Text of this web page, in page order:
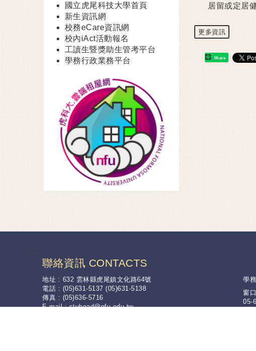
國立虎尾科技大學首頁
新生資訊網
校務eCare資訊網
校內iAct活動報名
工讀生暨獎助生管考平台
學務行政業務平台
居留或定居
更多資訊
Share
:::
聯絡資訊 CONTACTS
地址 : 632 雲林縣虎尾鎮文化路64號
電話 : (05)631-5137 (05)631-5138
傳真 : (05)636-5716
E-mail :stuhead@nfu.edu.tw
學
窗
05-